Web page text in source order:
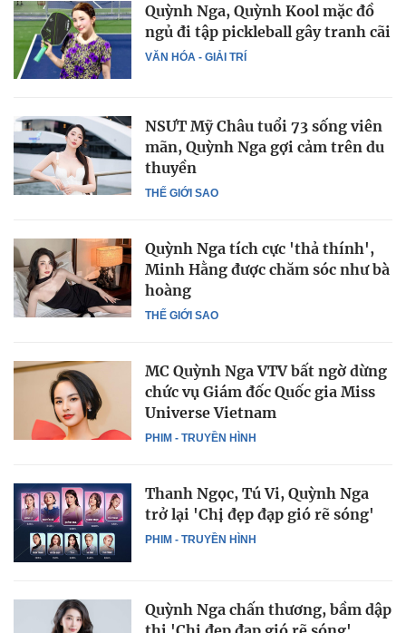
VĂN HÓA - GIẢI TRÍ
Quỳnh Nga, Quỳnh Kool mặc đồ
ngủ đi tập pickleball gây tranh cãi
THẾ GIỚI SAO
NSƯT Mỹ Châu tuổi 73 sống viên
mãn, Quỳnh Nga gợi cảm trên du
thuyền
THẾ GIỚI SAO
Quỳnh Nga tích cực 'thả thính',
Minh Hằng được chăm sóc như bà
hoàng
PHIM - TRUYỀN HÌNH
MC Quỳnh Nga VTV bất ngờ dừng
chức vụ Giám đốc Quốc gia Miss
Universe Vietnam
PHIM - TRUYỀN HÌNH
Thanh Ngọc, Tú Vi, Quỳnh Nga
trở lại 'Chị đẹp đạp gió rẽ sóng'
Quỳnh Nga chấn thương, bầm dập